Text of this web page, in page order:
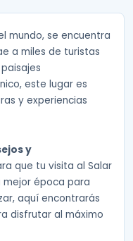
mundo, se encuentra
a miles de turistas
este lugar es
y experiencias
y
que tu visita al Salar
mejor época para
aquí encontrarás
disfrutar al máximo